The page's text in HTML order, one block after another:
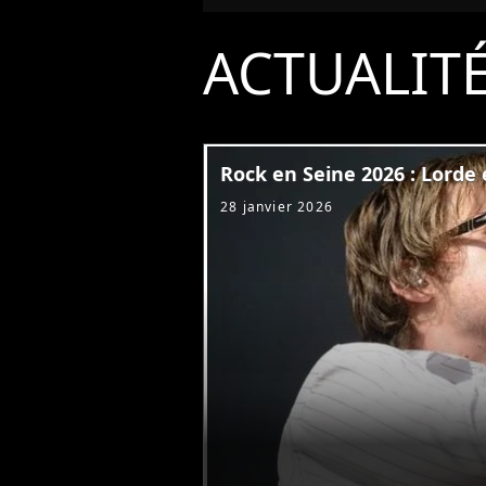
Rock en Seine 2026 :
28 janvier 2026